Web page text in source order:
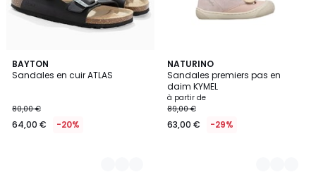
BAYTON
Sandales en cuir ATLAS
80,00 €
64,00 € -20%
2
Couleurs
NATURINO
Sandales premiers pas en
daim KYMEL
à partir de
89,00 €
63,00 € -29%
2
Couleurs